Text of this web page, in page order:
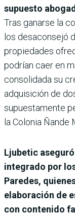
supuesto
Tras ganarse la
los desaconsejó
propiedades
podrían caer en
consolidada su
adquisición de
supuestamente
la Colonia Ñande
Ljubetic
integrado por
Paredes,
elaboración de
con contenido